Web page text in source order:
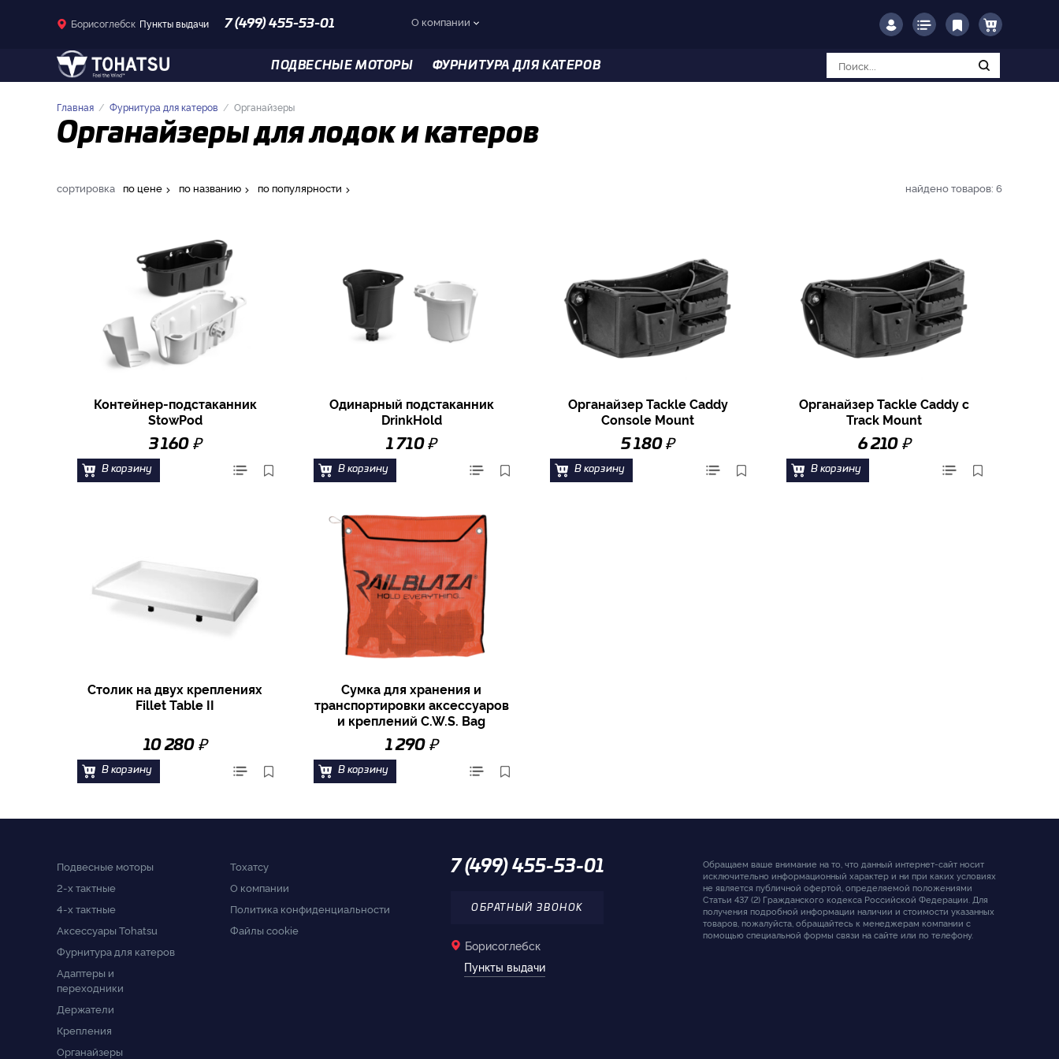
Борисоглебск Пункты выдачи 7 (499) 455-53-01 О компании
ПОДВЕСНЫЕ МОТОРЫ ФУРНИТУРА ДЛЯ КАТЕРОВ
Главная Фурнитура для катеров Органайзеры
Органайзеры для лодок и катеров
сортировка по цене по названию по популярности найдено товаров: 6
Контейнер-подстаканник
StowPod
3 160 ₽
В корзину
Одинарный подстаканник
DrinkHold
1 710 ₽
В корзину
Органайзер Tackle Caddy
Console Mount
5 180 ₽
В корзину
Органайзер Tackle Caddy c
Track Mount
6 210 ₽
В корзину
Столик на двух креплениях
Fillet Table II
10 280 ₽
В корзину
Сумка для хранения и
транспортировки аксессуаров
и креплений C.W.S. Bag
1 290 ₽
В корзину
Подвесные моторы
2-x тактные
4-x тактные
Аксессуары Tohatsu
Фурнитура для катеров
Адаптеры и
переходники
Держатели
Крепления
Органайзеры
Тохатсу
О компании
Политика конфиденциальности
Файлы cookie
7 (499) 455-53-01
ОБРАТНЫЙ ЗВОНОК
Борисоглебск
Пункты выдачи
Обращаем ваше внимание на то, что данный интернет-сайт носит
исключительно информационный характер и ни при каких условиях
не является публичной офертой, определяемой положениями
Статьи 437 (2) Гражданского кодекса Российской Федерации. Для
получения подробной информации наличии и стоимости указанных
товаров, пожалуйста, обращайтесь к менеджерам компании с
помощью специальной формы связи на сайте или по телефону.